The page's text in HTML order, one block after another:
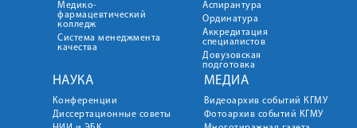
Медико-
фармацевтический
колледж
Система менеджмента
качества
Аспирантура
Ординатура
Аккредитация
специалистов
Довузовская
подготовка
НАУКА
Конференции
Диссертационные советы
МЕДИА
Видеоархив событий КГМУ
Фотоархив событий КГМУ